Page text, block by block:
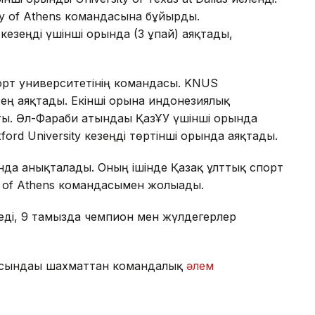
of Athens командасына бұйырды.
үшінші орында (3 ұпай) аяқтады,
университетінің командасы. KNUS
аяқтады. Екінші орынға индонезиялық
Әл-Фараби атындағы ҚазҰУ үшінші орында
University кезеңді төртінші орында аяқтады.
анықталады. Оның ішінде Қазақ ұлттық спорт
of Athens командасымен жолығады.
9 тамызда чемпион мен жүлдегерлер
шахматтан командалық әлем